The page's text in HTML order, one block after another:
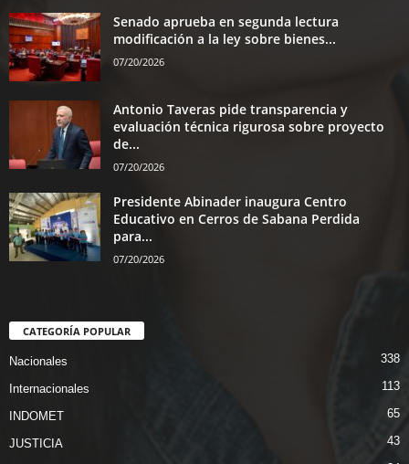
Senado aprueba en segunda lectura
modificación a la ley sobre bienes...
07/20/2026
Antonio Taveras pide transparencia y
evaluación técnica rigurosa sobre proyecto
de...
07/20/2026
Presidente Abinader inaugura Centro
Educativo en Cerros de Sabana Perdida
para...
07/20/2026
CATEGORÍA POPULAR
Nacionales 338
Internacionales 113
INDOMET 65
JUSTICIA 43